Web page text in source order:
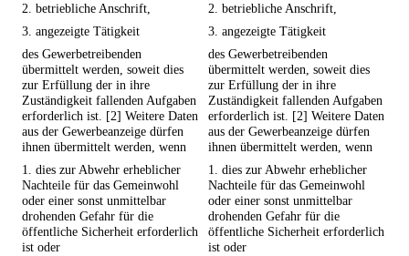
2. betriebliche Anschrift,
2. betriebliche Anschrift,
3. angezeigte Tätigkeit
3. angezeigte Tätigkeit
des Gewerbetreibenden
übermittelt werden, soweit dies
zur Erfüllung der in ihre
Zuständigkeit fallenden Aufgaben
erforderlich ist. [2] Weitere Daten
aus der Gewerbeanzeige dürfen
ihnen übermittelt werden, wenn
des Gewerbetreibenden
übermittelt werden, soweit dies
zur Erfüllung der in ihre
Zuständigkeit fallenden Aufgaben
erforderlich ist. [2] Weitere Daten
aus der Gewerbeanzeige dürfen
ihnen übermittelt werden, wenn
1. dies zur Abwehr erheblicher
Nachteile für das Gemeinwohl
oder einer sonst unmittelbar
drohenden Gefahr für die
öffentliche Sicherheit erforderlich
ist oder
1. dies zur Abwehr erheblicher
Nachteile für das Gemeinwohl
oder einer sonst unmittelbar
drohenden Gefahr für die
öffentliche Sicherheit erforderlich
ist oder